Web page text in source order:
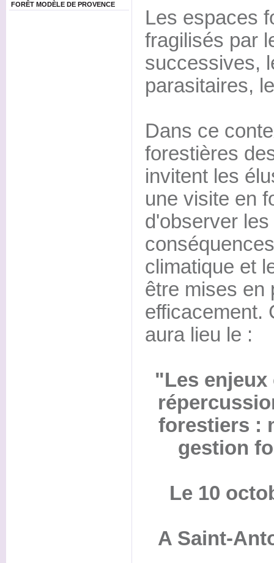
FORÊT MODÈLE DE PROVENCE
Les espaces
fragilisés par
successives,
parasitaires,
Dans ce
forestières
invitent les
une visite en
d'observer
climatique et
être mises en
efficacement.
aura lieu le :
"Les
forestiers :
gestion
Le 10
A Saint-